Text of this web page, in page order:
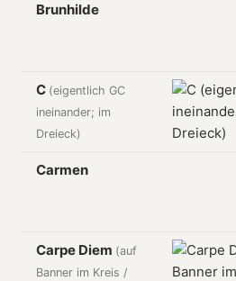
Brunhilde
C (eigentlich GC
ineinander; im
Dreieck)
Carmen
Carpe Diem (auf
Banner im Kreis /